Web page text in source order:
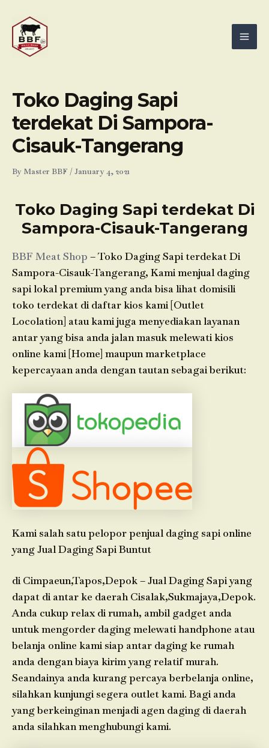
content
Toko Daging Sapi
terdekat Di Sampora-
Cisauk-Tangerang
By Master BBF /January 4, 2021
Toko Daging Sapi terdekat Di
Sampora-Cisauk-Tangerang
BBF Meat Shop – Toko Daging Sapi terdekat Di
Sampora-Cisauk-Tangerang, Kami menjual daging
sapi lokal premium yang anda bisa lihat domisili
toko terdekat di daftar kios kami [Outlet
Locolation] atau kami juga menyediakan layanan
antar yang bisa anda jalan masuk melewati kios
online kami [Home] maupun marketplace
kepercayaan anda dengan tautan sebagai berikut:
Kami salah satu pelopor penjual daging sapi online
yang Jual Daging Sapi Buntut
di Cimpaeun,Tapos,Depok – Jual Daging Sapi yang
dapat di antar ke daerah Cisalak,Sukmajaya,Depok.
Anda cukup relax di rumah, ambil gadget anda
untuk mengorder daging melewati handphone atau
belanja online kami siap antar daging ke rumah
anda dengan biaya kirim yang relatif murah.
Seandainya anda kurang percaya berbelanja online,
silahkan kunjungi segera outlet kami. Bagi anda
yang berkeinginan menjadi agen daging di daerah
anda silahkan menghubungi kami.